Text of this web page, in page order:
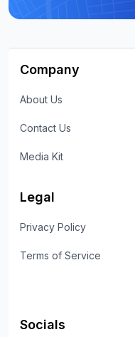
Company
About Us
Contact Us
Media Kit
Legal
Privacy Policy
Terms of Service
Socials